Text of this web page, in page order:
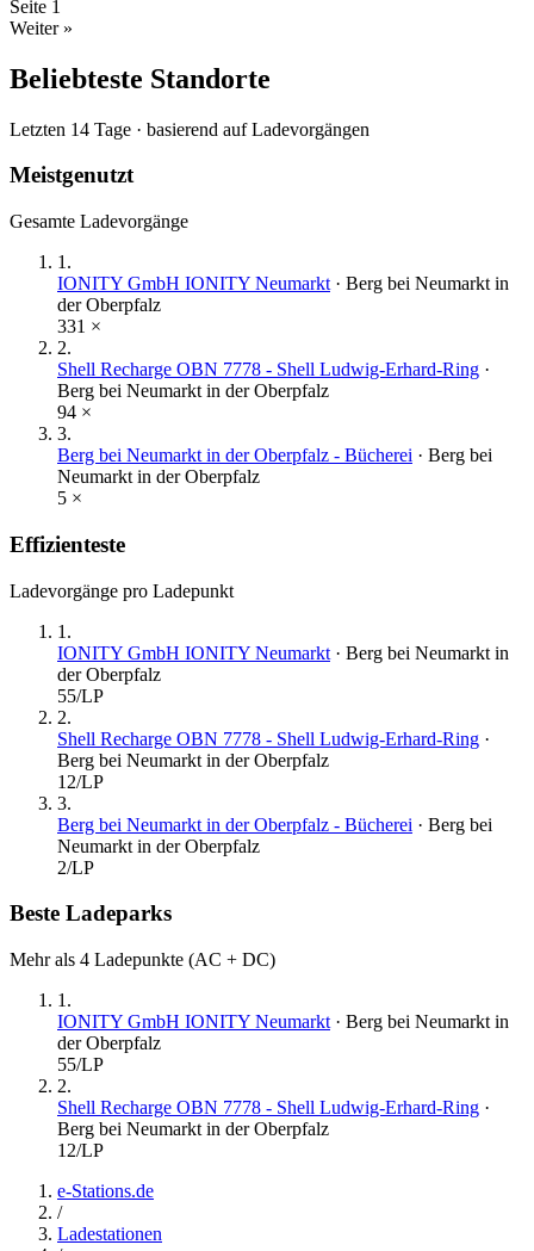
Seite 1
Weiter »
Beliebteste Standorte
Letzten 14 Tage · basierend auf Ladevorgängen
Meistgenutzt
Gesamte Ladevorgänge
1 .
IONITY GmbH IONITY Neumarkt · Berg bei Neumarkt in
der Oberpfalz
331 ×
2.
Shell Recharge OBN 7778 - Shell Ludwig-Erhard-Ring ·
Berg bei Neumarkt in der Oberpfalz
94 ×
3.
Berg bei Neumarkt in der Oberpfalz - Bücherei · Berg bei
Neumarkt in der Oberpfalz
5 ×
Effizienteste
Ladevorgänge pro Ladepunkt
1 .
IONITY GmbH IONITY Neumarkt · Berg bei Neumarkt in
der Oberpfalz
55/LP
2.
Shell Recharge OBN 7778 - Shell Ludwig-Erhard-Ring ·
Berg bei Neumarkt in der Oberpfalz
12/LP
3.
Berg bei Neumarkt in der Oberpfalz - Bücherei · Berg bei
Neumarkt in der Oberpfalz
2/LP
Beste Ladeparks
Mehr als 4 Ladepunkte (AC + DC)
1 .
IONITY GmbH IONITY Neumarkt · Berg bei Neumarkt in
der Oberpfalz
55/LP
2.
Shell Recharge OBN 7778 - Shell Ludwig-Erhard-Ring ·
Berg bei Neumarkt in der Oberpfalz
12/LP
e-Stations.de
/
Ladestationen